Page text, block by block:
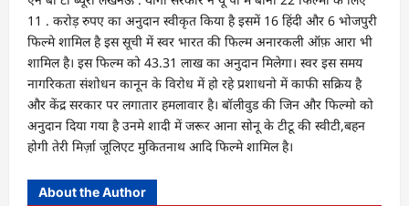
11 . करोड़ रुपए का अनुदान स्वीकृत किया है इसमें 16 हिंदी और 6 भोजपुरी
फिल्मे शामिल है इस सूची में स्वर भारत की फिल्म अनारकली ऑफ़ आरा भी
शामिल है। इस फिल्म को 43.31 लाख का अनुदान मिलेगा। स्वर इस समय
नागरिकता संशोधन कानून के विरोध में हो रहे प्रशाधनो में काफी सक्रिय है
और केंद्र सरकार पर लगातार हमलावार है। बॉलीवुड की जिन और फिल्मो को
अनुदान दिया गया है उनमे शादी में जरूर आना सोनू के टीटू की स्वीटी,बहन
होगी तेरी मिर्ज़ा जूलिएट मुकितनाथ आदि फिल्मे शामिल है।
About the Author